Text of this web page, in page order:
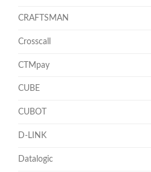
CRAFTSMAN
Crosscall
CTMpay
CUBE
CUBOT
D-LINK
Datalogic